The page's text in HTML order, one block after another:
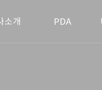
소개 PDA